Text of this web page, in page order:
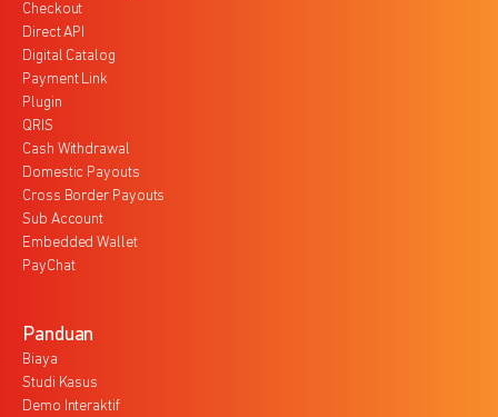
Checkout
Direct API
Digital Catalog
Payment Link
Plugin
QRIS
Cash Withdrawal
Domestic Payouts
Cross Border Payouts
Sub Account
Embedded Wallet
PayChat
Panduan
Biaya
Studi Kasus
Demo Interaktif